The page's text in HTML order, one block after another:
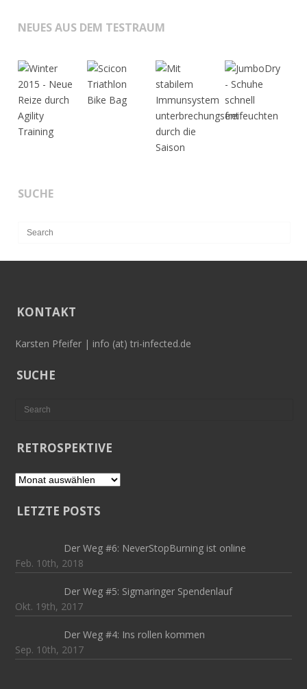
NEUES AUS DEM TESTRAUM
SUCHE
KONTAKT
Karsten Pfeifer | info (at) tri-infected.de
SUCHE
RETROSPEKTIVE
Retrospektive
LETZTE POSTS
Der Weg #6: NeverStopBurning ist online
Feb. 10th, 2018
Der Weg #5: Sigmaringer Spendenlauf
Okt. 19th, 2017
Der Weg #4: Ins rollen kommen
Sep. 10th, 2017